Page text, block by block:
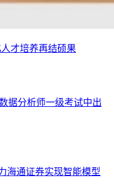
才培养再结硕果
据分析师一级考试中出
海通证券实现智能模型